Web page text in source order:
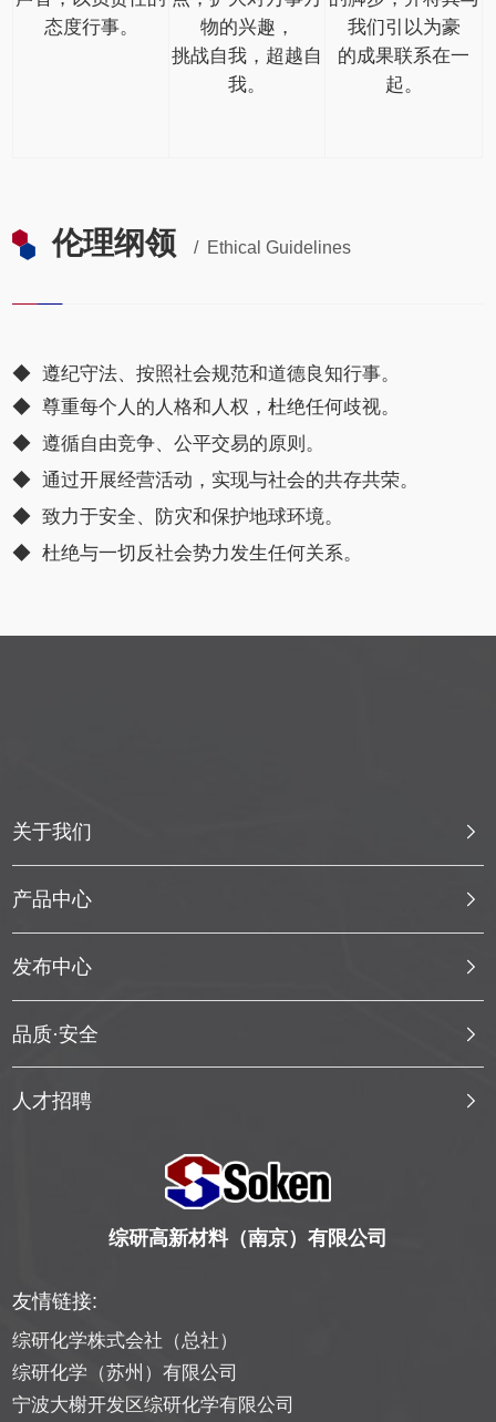
态度行事。
物的兴趣，
挑战自我，超越自
我。
我们引以为豪
的成果联系在一
起。
伦理纲领/ Ethical Guidelines
◆ 遵纪守法、按照社会规范和道德良知行事。
◆ 尊重每个人的人格和人权，杜绝任何歧视。
◆ 遵循自由竞争、公平交易的原则。
◆ 通过开展经营活动，实现与社会的共存共荣。
◆ 致力于安全、防灾和保护地球环境。
◆ 杜绝与一切反社会势力发生任何关系。
综研高新材料（南京）有限公司
友情链接:
综研化学株式会社（总社）
综研化学（苏州）有限公司
宁波大榭开发区综研化学有限公司
关于我们
产品中心
发布中心
品质·安全
人才招聘